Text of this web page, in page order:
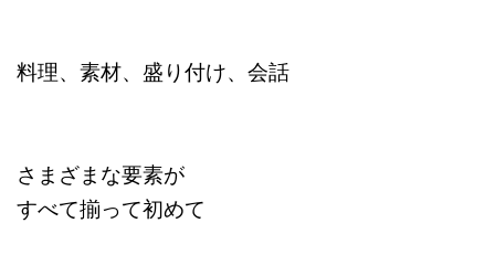
料理、素材、盛り付け、会話
さまざまな要素が
すべて揃って初めて